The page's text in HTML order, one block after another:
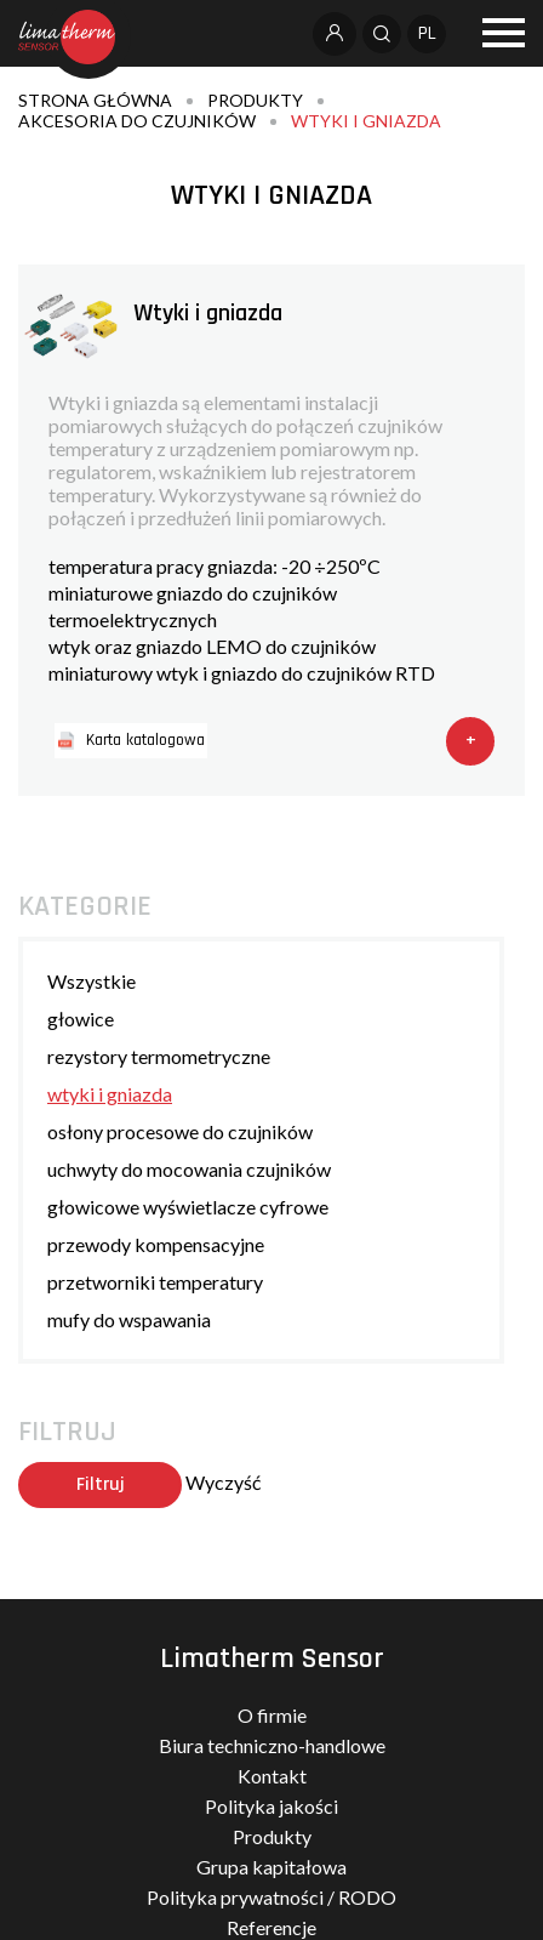
PL
STRONA GŁÓWNA
PRODUKTY
AKCESORIA DO CZUJNIKÓW
WTYKI I GNIAZDA
WTYKI I GNIAZDA
KATEGORIE
Wszystkie
głowice
rezystory termometryczne
wtyki i gniazda
osłony procesowe do czujników
uchwyty do mocowania czujników
głowicowe wyświetlacze cyfrowe
przewody kompensacyjne
przetworniki temperatury
mufy do wspawania
FILTRUJ
Filtruj Wyczyść
Wtyki i gniazda
Wtyki i gniazda są elementami instalacji
pomiarowych służących do połączeń czujników
temperatury z urządzeniem pomiarowym np.
regulatorem, wskaźnikiem lub rejestratorem
temperatury. Wykorzystywane są również do
połączeń i przedłużeń linii pomiarowych.
temperatura pracy gniazda: -20 ÷250ºC
miniaturowe gniazdo do czujników
termoelektrycznych
wtyk oraz gniazdo LEMO do czujników
miniaturowy wtyk i gniazdo do czujników RTD
Karta katalogowa +
Limatherm Sensor
O firmie
Biura techniczno-handlowe
Kontakt
Polityka jakości
Produkty
Grupa kapitałowa
Polityka prywatności / RODO
Referencje